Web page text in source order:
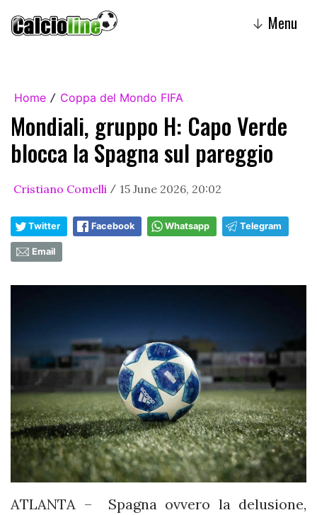
↓ Menu
Home / Coppa del Mondo FIFA
Mondiali, gruppo H: Capo Verde
blocca la Spagna sul pareggio
Cristiano Comelli / 15 June 2026, 20:02
Twitter Facebook Whatsapp Telegram
Email
ATLANTA – Spagna ovvero la delusione,